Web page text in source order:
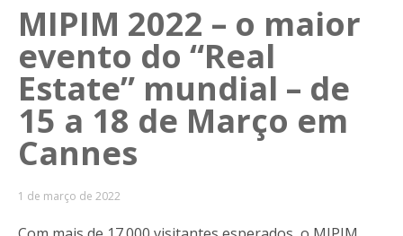
MIPIM 2022 – o maior
evento do “Real
Estate” mundial – de
15 a 18 de Março em
Cannes
1 de março de 2022